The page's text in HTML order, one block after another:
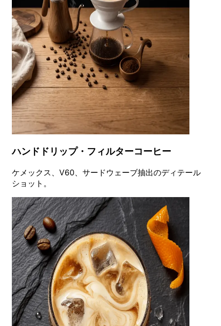
ハンドドリップ・フィルターコーヒー
ケメックス、V60、サードウェーブ抽出のディテール
ショット。